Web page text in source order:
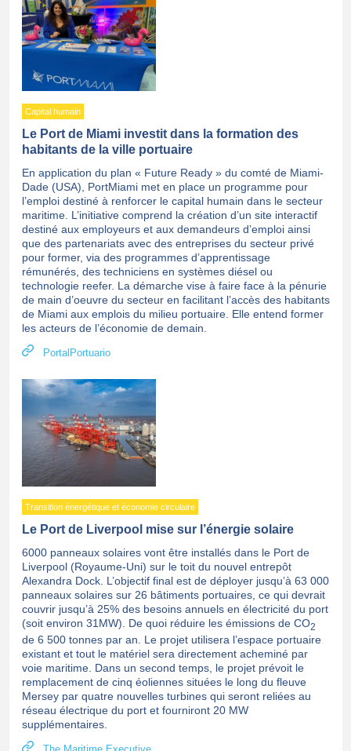
Capital humain
Le Port de Miami investit dans la formation des
habitants de la ville portuaire
En application du plan « Future Ready » du comté de Miami-
Dade (USA), PortMiami met en place un programme pour
l’emploi destiné à renforcer le capital humain dans le secteur
maritime. L’initiative comprend la création d’un site interactif
destiné aux employeurs et aux demandeurs d’emploi ainsi
que des partenariats avec des entreprises du secteur privé
pour former, via des programmes d’apprentissage
rémunérés, des techniciens en systèmes diésel ou
technologie reefer. La démarche vise à faire face à la pénurie
de main d’oeuvre du secteur en facilitant l’accès des habitants
de Miami aux emplois du milieu portuaire. Elle entend former
les acteurs de l’économie de demain.
PortalPortuario
Transition énergétique et économie circulaire
Le Port de Liverpool mise sur l’énergie solaire
6000 panneaux solaires vont être installés dans le Port de
Liverpool (Royaume-Uni) sur le toit du nouvel entrepôt
Alexandra Dock. L’objectif final est de déployer jusqu’à 63 000
panneaux solaires sur 26 bâtiments portuaires, ce qui devrait
couvrir jusqu’à 25% des besoins annuels en électricité du port
(soit environ 31MW). De quoi réduire les émissions de CO2
de 6 500 tonnes par an. Le projet utilisera l’espace portuaire
existant et tout le matériel sera directement acheminé par
voie maritime. Dans un second temps, le projet prévoit le
remplacement de cinq éoliennes situées le long du fleuve
Mersey par quatre nouvelles turbines qui seront reliées au
réseau électrique du port et fourniront 20 MW
supplémentaires.